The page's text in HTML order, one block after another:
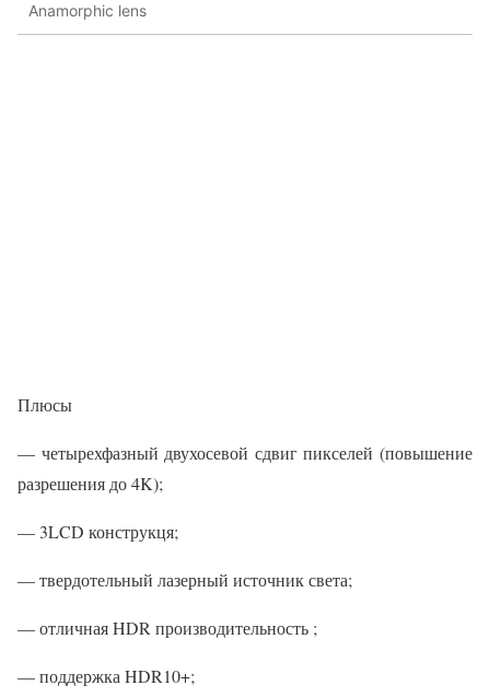
Anamorphic lens
Плюсы
— четырехфазный двухосевой сдвиг пикселей (повышение
разрешения до 4K);
— 3LCD конструкця;
— твердотельный лазерный источник света;
— отличная HDR производительность ;
— поддержка HDR10+;